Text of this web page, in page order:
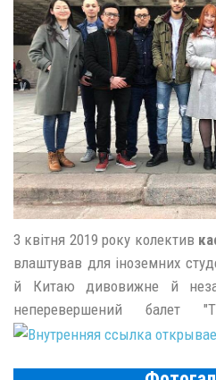
3 квітня 2019 року колектив
влаштував для іноземних
й Китаю дивовижне й
неперевершений балет